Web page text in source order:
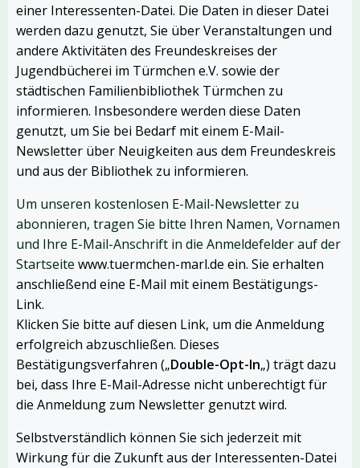
einer Interessenten-Datei. Die Daten in dieser Datei
werden dazu genutzt, Sie über Veranstaltungen und
andere Aktivitäten des Freundeskreises der
Jugendbücherei im Türmchen e.V. sowie der
städtischen Familienbibliothek Türmchen zu
informieren. Insbesondere werden diese Daten
genutzt, um Sie bei Bedarf mit einem E-Mail-
Newsletter über Neuigkeiten aus dem Freundeskreis
und aus der Bibliothek zu informieren.
Um unseren kostenlosen E-Mail-Newsletter zu
abonnieren, tragen Sie bitte Ihren Namen, Vornamen
und Ihre E-Mail-Anschrift in die Anmeldefelder auf der
Startseite www.tuermchen-marl.de ein. Sie erhalten
anschließend eine E-Mail mit einem Bestätigungs-
Link.
Klicken Sie bitte auf diesen Link, um die Anmeldung
erfolgreich abzuschließen. Dieses
Bestätigungsverfahren („Double-Opt-In„) trägt dazu
bei, dass Ihre E-Mail-Adresse nicht unberechtigt für
die Anmeldung zum Newsletter genutzt wird.
Selbstverständlich können Sie sich jederzeit mit
Wirkung für die Zukunft aus der Interessenten-Datei